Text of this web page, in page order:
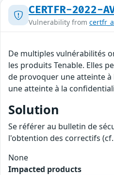
CERTFR-2022-
Vulnerability from
De multiples vulnérabilités
les produits Tenable. Elles
de provoquer une atteinte
une atteinte à la
Solution
Se référer au bulletin de
l'obtention des correctifs
None
Impacted products